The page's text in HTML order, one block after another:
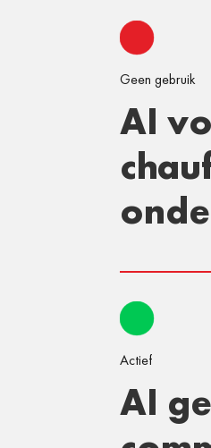
Geen gebruik
AI
Actief
AI